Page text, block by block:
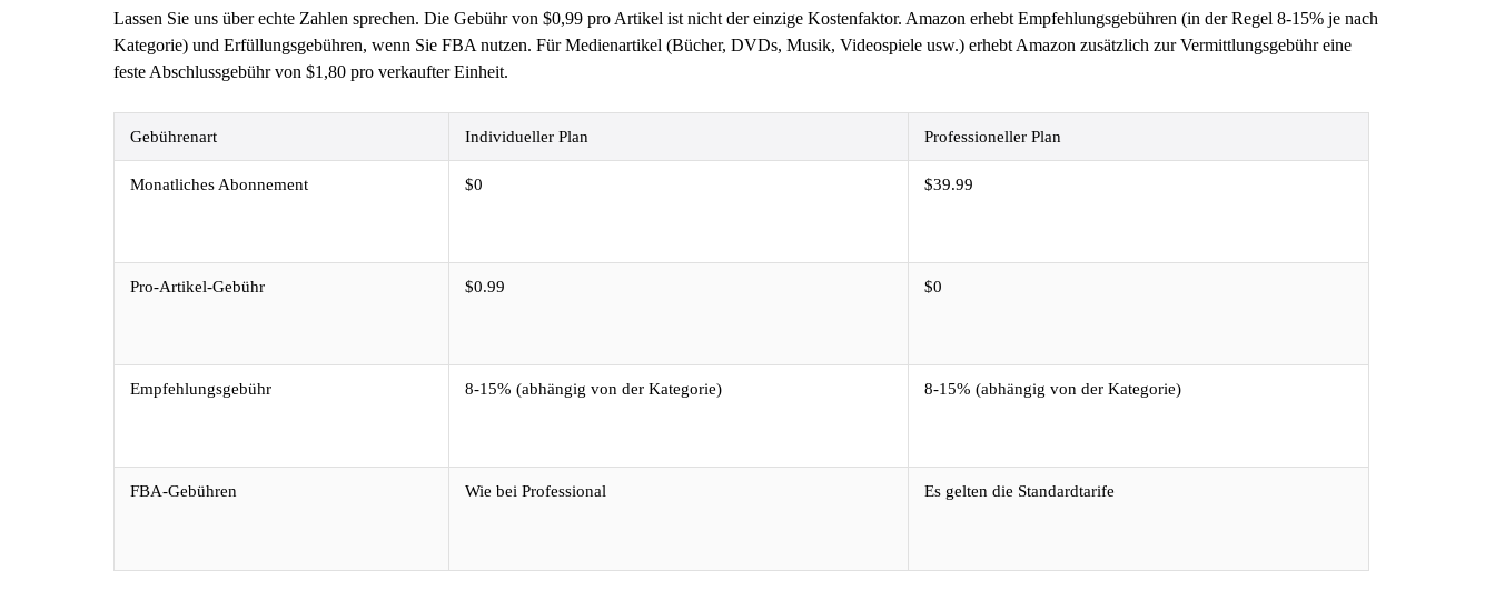
Lassen Sie uns über echte Zahlen sprechen. Die Gebühr von $0,99 pro Artikel ist nicht der einzige Kostenfaktor. Amazon erhebt Empfehlungsgebühren (in der Regel 8-15% je nach
Kategorie) und Erfüllungsgebühren, wenn Sie FBA nutzen. Für Medienartikel (Bücher, DVDs, Musik, Videospiele usw.) erhebt Amazon zusätzlich zur Vermittlungsgebühr eine
feste Abschlussgebühr von $1,80 pro verkaufter Einheit.
Gebührenart Individueller Plan Professioneller Plan
Monatliches Abonnement $0 $39.99
Pro-Artikel-Gebühr $0.99 $0
Empfehlungsgebühr 8-15% (abhängig von der Kategorie) 8-15% (abhängig von der Kategorie)
FBA-Gebühren Wie bei Professional Es gelten die Standardtarife